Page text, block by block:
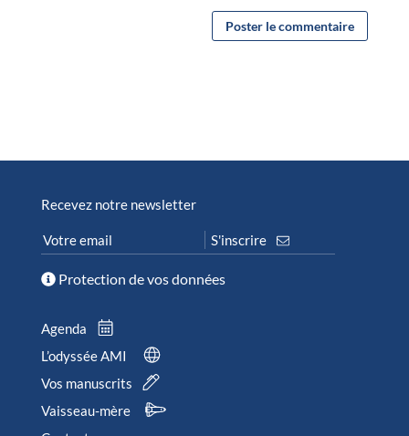
Recevez notre newsletter
Protection de vos données
Agenda
L’odyssée AMI
Vos manuscrits
Vaisseau-mère